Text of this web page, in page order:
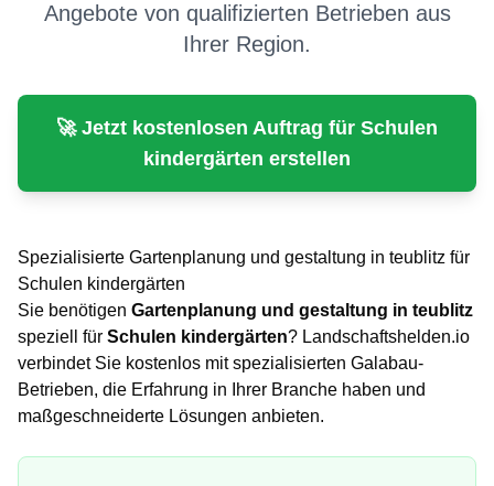
Angebote von qualifizierten Betrieben aus
Ihrer Region.
🚀 Jetzt kostenlosen Auftrag für Schulen
kindergärten erstellen
Spezialisierte Gartenplanung und gestaltung in teublitz für
Schulen kindergärten
Sie benötigen Gartenplanung und gestaltung in teublitz
speziell für Schulen kindergärten? Landschaftshelden.io
verbindet Sie kostenlos mit spezialisierten Galabau-
Betrieben, die Erfahrung in Ihrer Branche haben und
maßgeschneiderte Lösungen anbieten.